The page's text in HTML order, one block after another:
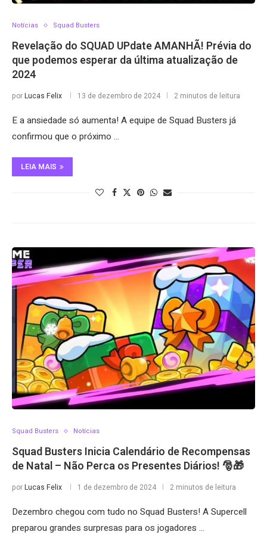
Notícias Squad Busters
Revelação do SQUAD UPdate AMANHÃ! Prévia do
que podemos esperar da última atualização de
2024
porLucas Felix 13 de dezembro de 2024 2 minutos de leitura
E a ansiedade só aumenta! A equipe de Squad Busters já
confirmou que o próximo …
LEIA MAIS
Squad Busters Notícias
Squad Busters Inicia Calendário de Recompensas
de Natal – Não Perca os Presentes Diários! 🎅🎁
porLucas Felix 1 de dezembro de 2024 2 minutos de leitura
Dezembro chegou com tudo no Squad Busters! A Supercell
preparou grandes surpresas para os jogadores …